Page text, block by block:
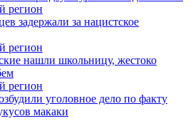
задержали за нацистское
нашли школьницу, жестоко
уголовное дело по факту
макаки